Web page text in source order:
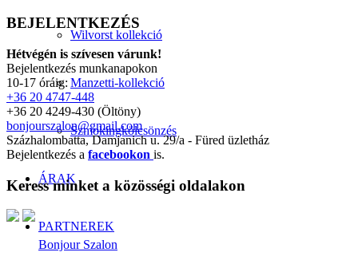
Wilvorst kollekció
Manzetti-kollekció
Szmokingkölcsönzés
ÁRAK
PARTNEREK
BEJELENTKEZÉS
Hétvégén is szívesen várunk!
Bejelentkezés munkanapokon
10-17 óráig:
+36 20 4747-448
+36 20 4249-430 (Öltöny)
bonjourszalon@gmail.com
Százhalombatta, Damjanich u. 29/a - Füred üzletház
Bejelentkezés a facebookon is.
Keress minket a közösségi oldalakon
Bonjour Szalon